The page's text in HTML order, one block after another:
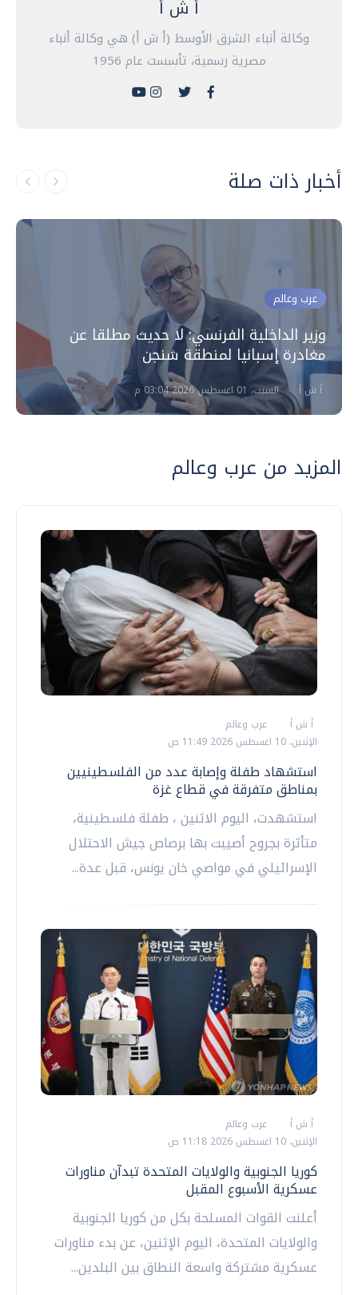
أ ش أ
وكالة أنباء الشرق الأوسط (أ ش أ) هي وكالة أنباء
مصرية رسمية، تأسست عام 1956
أخبار ذات صلة
عرب وعالم
وزير الداخلية الفرنسي: لا حديث مطلقا عن
مغادرة إسبانيا لمنطقة شنجن
أ ش أ السبت، 01 اغسطس 2026 03:04 م
المزيد من عرب وعالم
أ ش أ
عرب وعالم
الإثنين، 10 اغسطس 2026 11:49 ص
استشهاد طفلة وإصابة عدد من الفلسطينيين
بمناطق متفرقة في قطاع غزة
استشهدت، اليوم الاثنين ، طفلة فلسطينية،
متأثرة بجروح أصيبت بها برصاص جيش الاحتلال
الإسرائيلي في مواصي خان يونس، قبل عدة...
أ ش أ
عرب وعالم
الإثنين، 10 اغسطس 2026 11:18 ص
كوريا الجنوبية والولايات المتحدة تبدآن مناورات
عسكرية الأسبوع المقبل
أعلنت القوات المسلحة بكل من كوريا الجنوبية
والولايات المتحدة، اليوم الإثنين، عن بدء مناورات
عسكرية مشتركة واسعة النطاق بين البلدين...